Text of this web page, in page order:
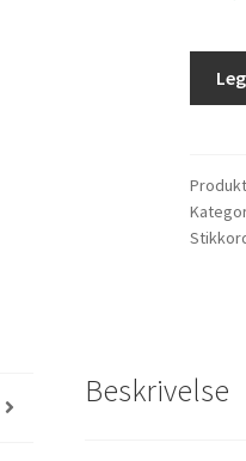
antall
Beskrivelse